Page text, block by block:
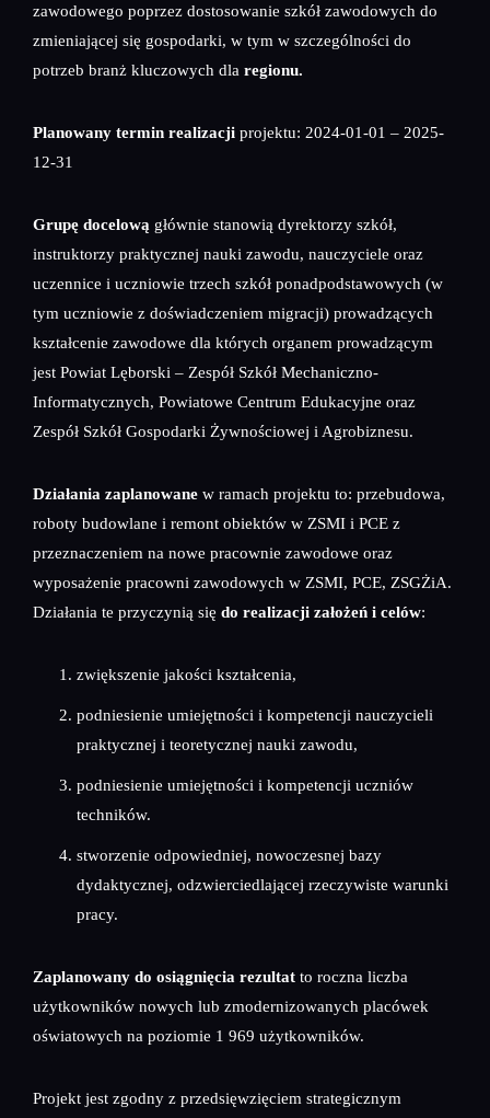
zawodowego poprzez dostosowanie szkół zawodowych do
zmieniającej się gospodarki, w tym w szczególności do
potrzeb branż kluczowych dla regionu.
Planowany termin realizacji projektu: 2024-01-01 – 2025-
12-31
Grupę docelową głównie stanowią dyrektorzy szkół,
instruktorzy praktycznej nauki zawodu, nauczyciele oraz
uczennice i uczniowie trzech szkół ponadpodstawowych (w
tym uczniowie z doświadczeniem migracji) prowadzących
kształcenie zawodowe dla których organem prowadzącym
jest Powiat Lęborski – Zespół Szkół Mechaniczno-
Informatycznych, Powiatowe Centrum Edukacyjne oraz
Zespół Szkół Gospodarki Żywnościowej i Agrobiznesu.
Działania zaplanowane w ramach projektu to: przebudowa,
roboty budowlane i remont obiektów w ZSMI i PCE z
przeznaczeniem na nowe pracownie zawodowe oraz
wyposażenie pracowni zawodowych w ZSMI, PCE, ZSGŻiA.
Działania te przyczynią się do realizacji założeń i celów:
zwiększenie jakości kształcenia,
podniesienie umiejętności i kompetencji nauczycieli
praktycznej i teoretycznej nauki zawodu,
podniesienie umiejętności i kompetencji uczniów
techników.
stworzenie odpowiedniej, nowoczesnej bazy
dydaktycznej, odzwierciedlającej rzeczywiste warunki
pracy.
Zaplanowany do osiągnięcia rezultat to roczna liczba
użytkowników nowych lub zmodernizowanych placówek
oświatowych na poziomie 1 969 użytkowników.
Projekt jest zgodny z przedsięwzięciem strategicznym